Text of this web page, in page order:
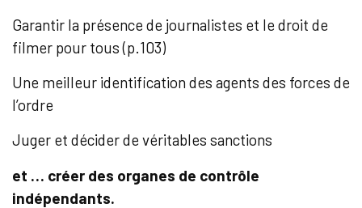
Garantir la présence de journalistes et le droit de
filmer pour tous (p.103)
Une meilleur identification des agents des forces de
l’ordre
Juger et décider de véritables sanctions
et … créer des organes de contrôle
indépendants.